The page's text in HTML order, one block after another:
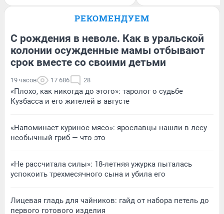
РЕКОМЕНДУЕМ
С рождения в неволе. Как в уральской
колонии осужденные мамы отбывают
срок вместе со своими детьми
19 часов 17 686 28
«Плохо, как никогда до этого»: таролог о судьбе
Кузбасса и его жителей в августе
«Напоминает куриное мясо»: ярославцы нашли в лесу
необычный гриб — что это
«Не рассчитала силы»: 18-летняя ужурка пыталась
успокоить трехмесячного сына и убила его
Лицевая гладь для чайников: гайд от набора петель до
первого готового изделия